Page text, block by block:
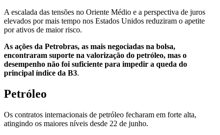
A escalada das tensões no Oriente Médio e a perspectiva de juros
elevados por mais tempo nos Estados Unidos reduziram o apetite
por ativos de maior risco.
As ações da Petrobras, as mais negociadas na bolsa,
encontraram suporte na valorização do petróleo, mas o
desempenho não foi suficiente para impedir a queda do
principal índice da B3.
Petróleo
Os contratos internacionais de petróleo fecharam em forte alta,
atingindo os maiores níveis desde 22 de junho.